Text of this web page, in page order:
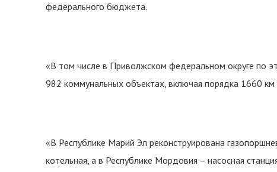
федерального бюджета.
«В том числе в Приволжском федеральном округе по
982 коммунальных объектах, включая порядка 1660
«В Республике Марий Эл реконструирована
котельная, а в Республике Мордовия – насосная